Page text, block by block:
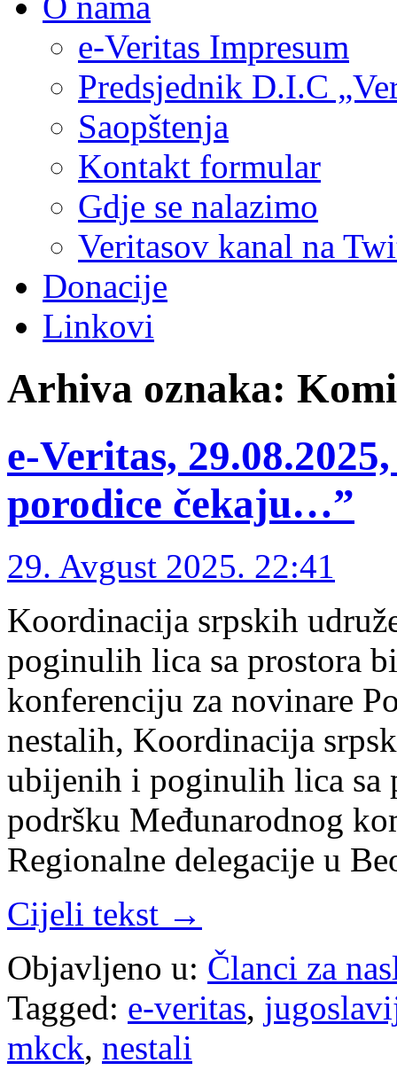
e-Veritas Impresum
Predsjednik D.I.C
Saopštenja
Kontakt formular
Gdje se nalazimo
Veritasov kanal na
Donacije
Linkovi
Arhiva oznaka:
e-Veritas,
porodice čekaju…”
29. Avgust 2025. 22:41
Koordinacija srpskih
poginulih lica sa prostora
konferenciju za novinare
nestalih, Koordinacija
ubijenih i poginulih lica sa
podršku Međunarodnog
Regionalne delegacije u
Cijeli tekst →
Objavljeno u: Članci za
Tagged: e-veritas,
mkck, nestali